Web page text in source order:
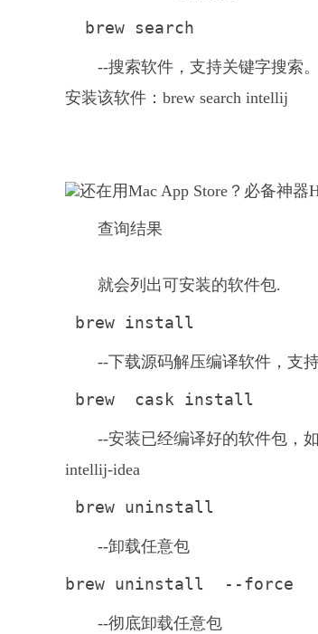
  brew search
--搜索软件，支持关键字搜索
安装该软件：brew search intellij
查询结果
就会列出可安装的软件包.
brew install
--下载源码解压编译软件，支
brew  cask install
--安装已经编译好的软件包，
intellij-idea
brew uninstall
--卸载任意包
brew uninstall --force
--彻底卸载任意包